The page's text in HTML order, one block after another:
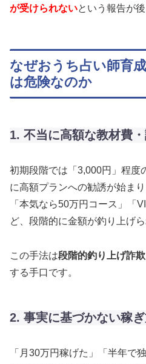
が受けられないという報告が
なぜおうち占い師育
は危険なのか
1. 不当に高額な教材費
初期段階では「3,000円」程度
に高額プランへの勧誘が始まり
「本気なら50万円コース」「
ど、段階的に金額が釣り上げ
この手法は段階的釣り上げ詐欺
する手口です。
2. 事実に基づかない稼
「月30万円稼げた」「半年で